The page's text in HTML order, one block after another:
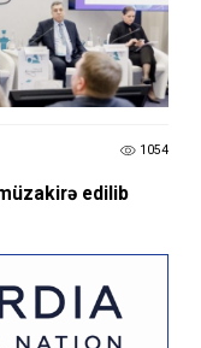
1054
edilib